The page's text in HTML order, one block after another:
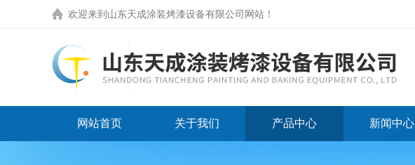
欢迎来到 山东天成涂装烤漆设备有限公司网站 ！
网站首页 关于我们 产品中心 新闻中心